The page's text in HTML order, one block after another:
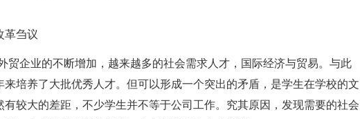
革刍议
企业的不断增加，越来越多的社会需求人才，国际经济与贸易。与此
来培养了大批优秀人才。但可以形成一个突出的矛盾，是学生在学校的文
较大的差距，不少学生并不等于公司工作。究其原因，发现需要的社会